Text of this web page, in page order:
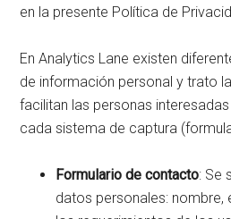
en la presente Política de
En Analytics Lane existen
de información personal y trato
facilitan las personas
cada sistema de captura
Formulario de contacto: Se
datos personales: nombre,